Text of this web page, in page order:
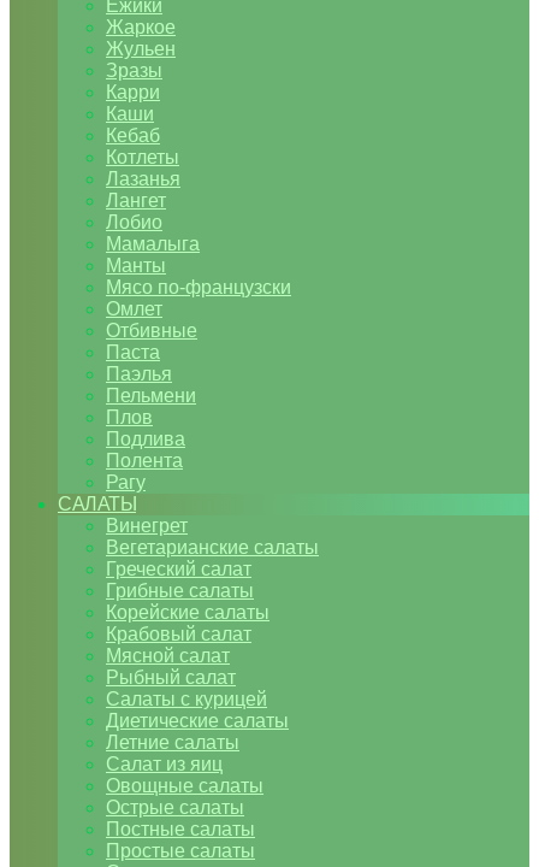
Ежики
Жаркое
Жульен
Зразы
Карри
Каши
Кебаб
Котлеты
Лазанья
Лангет
Лобио
Мамалыга
Манты
Мясо по-французски
Омлет
Отбивные
Паста
Паэлья
Пельмени
Плов
Подлива
Полента
Рагу
САЛАТЫ
Винегрет
Вегетарианские салаты
Греческий салат
Грибные салаты
Корейские салаты
Крабовый салат
Мясной салат
Рыбный салат
Салаты с курицей
Диетические салаты
Летние салаты
Салат из яиц
Овощные салаты
Острые салаты
Постные салаты
Простые салаты